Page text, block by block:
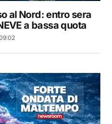
al Nord: entro sera
a bassa quota